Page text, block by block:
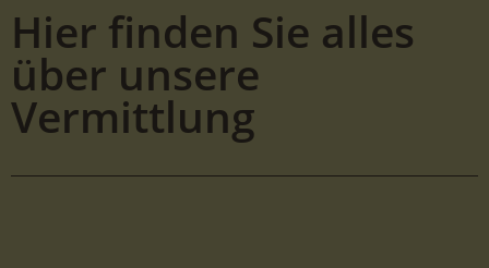
Hier finden Sie alles
über unsere
Vermittlung